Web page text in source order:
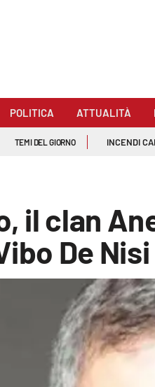
POLITICA ATTUALITÀ
TEMI DEL GIORNO INCENDI
il clan
De Nisi